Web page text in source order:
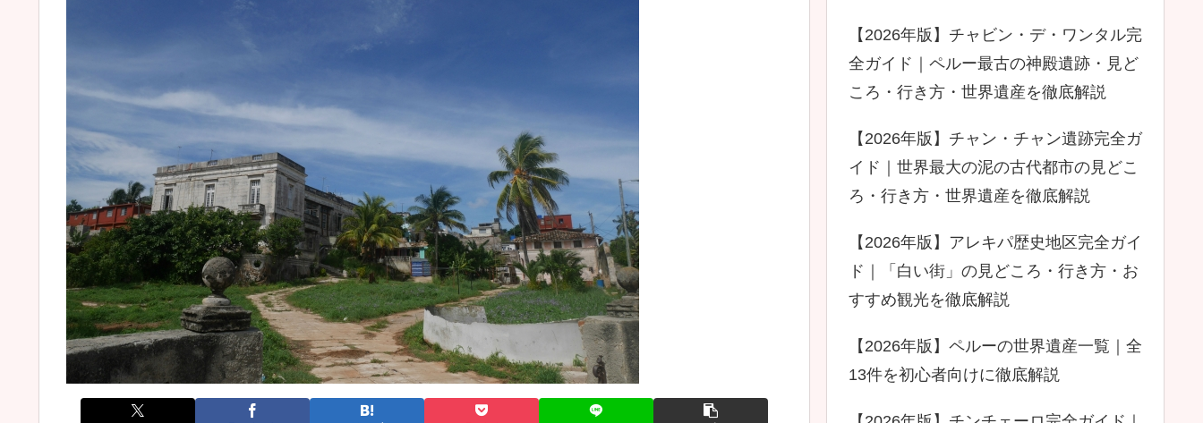
【2026年版】チャビン・デ・ワンタル完
全ガイド｜ペルー最古の神殿遺跡・見ど
ころ・行き方・世界遺産を徹底解説
【2026年版】チャン・チャン遺跡完全ガ
イド｜世界最大の泥の古代都市の見どこ
ろ・行き方・世界遺産を徹底解説
【2026年版】アレキパ歴史地区完全ガイ
ド｜「白い街」の見どころ・行き方・お
すすめ観光を徹底解説
【2026年版】ペルーの世界遺産一覧｜全
13件を初心者向けに徹底解説